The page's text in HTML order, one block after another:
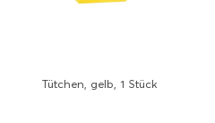
Tütchen, gelb, 1 Stück